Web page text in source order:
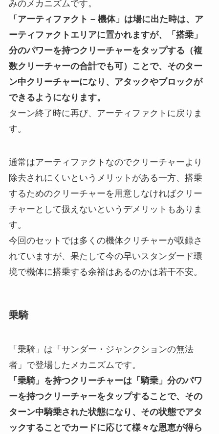
みのメカニズムです。
「アーティファクト – 機体」は場に出た時は、ア
ーティファクトエリアに置かれますが、「搭乗」
分のパワーを持つクリーチャーをタップする（複
数クリーチャーの合計でも可）ことで、そのター
ン中クリーチャーになり、アタックやブロックが
できるようになります。
ターン終了時に再び、アーティファクトに戻りま
す。
通常はアーティファクトなのでクリーチャーより
除去されにくいというメリットがある一方、搭乗
するためのクリーチャーを用意しなければクリー
チャーとして扱えないというデメリットもありま
す。
今回のセットでは多くの機体クリチャーが収録さ
れていますが、果たして今の早いスタンダード環
境で機体に搭乗する余裕はあるのかは若干不安。
乗騎
「乗騎」は「サンダー・ジャンクションの無法
者」で登場したメカニズムです。
「乗騎」を持つクリーチャーは「騎乗」分のパワ
ーを持つクリーチャーをタップすることで、その
ターン中騎乗された状態になり、その状態でアタ
ックすることでカードに応じて様々な恩恵が得ら